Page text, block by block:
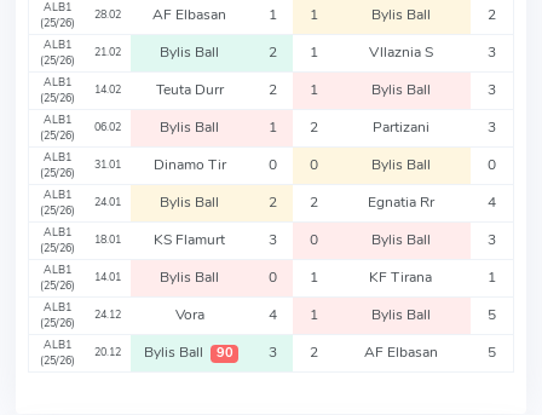
ALB1
(25/26)
28.02 AF Elbasan 1 1 Bylis Ball 2
ALB1
(25/26)
21.02 Bylis Ball 2 1 Vllaznia S 3
ALB1
(25/26)
14.02 Teuta Durr 2 1 Bylis Ball 3
ALB1
(25/26)
06.02 Bylis Ball 1 2 Partizani 3
ALB1
(25/26)
31.01 Dinamo Tir 0 0 Bylis Ball 0
ALB1
(25/26)
24.01 Bylis Ball 2 2 Egnatia Rr 4
ALB1
(25/26)
18.01 KS Flamurt 3 0 Bylis Ball 3
ALB1
(25/26)
14.01 Bylis Ball 0 1 KF Tirana 1
ALB1
(25/26)
24.12 Vora 4 1 Bylis Ball 5
ALB1
(25/26)
20.12 Bylis Ball 90 3 2 AF Elbasan 5